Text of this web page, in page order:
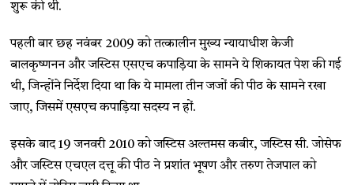
शुरू की थी.
पहली बार छह नवंबर 2009 को तत्कालीन मुख्य न्यायाधीश केजी
बालकृष्णनन और जस्टिस एसएच कपाड़िया के सामने ये शिकायत पेश की गई
थी, जिन्होंने निर्देश दिया था कि ये मामला तीन जजों की पीठ के सामने रखा
जाए, जिसमें एसएच कपाड़िया सदस्य न हों.
इसके बाद 19 जनवरी 2010 को जस्टिस अल्तमस कबीर, जस्टिस सी. जोसेफ
और जस्टिस एचएल दत्तू की पीठ ने प्रशांत भूषण और तरुण तेजपाल को